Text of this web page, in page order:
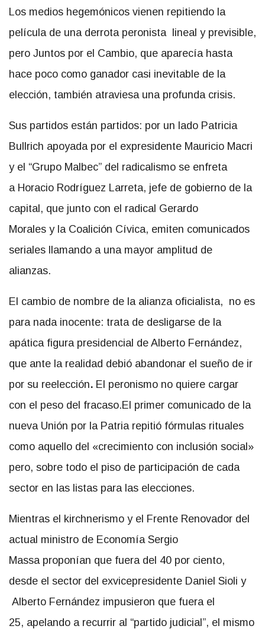
Los medios hegemónicos vienen repitiendo la
película de una derrota peronista lineal y previsible,
pero Juntos por el Cambio, que aparecía hasta
hace poco como ganador casi inevitable de la
elección, también atraviesa una profunda crisis.
Sus partidos están partidos: por un lado Patricia
Bullrich apoyada por el expresidente Mauricio Macri
y el “Grupo Malbec” del radicalismo se enfreta
a Horacio Rodríguez Larreta, jefe de gobierno de la
capital, que junto con el radical Gerardo
Morales y la Coalición Cívica, emiten comunicados
seriales llamando a una mayor amplitud de
alianzas.
El cambio de nombre de la alianza oficialista, no es
para nada inocente: trata de desligarse de la
apática figura presidencial de Alberto Fernández,
que ante la realidad debió abandonar el sueño de ir
por su reelección. El peronismo no quiere cargar
con el peso del fracaso.El primer comunicado de la
nueva Unión por la Patria repitió fórmulas rituales
como aquello del «crecimiento con inclusión social»
pero, sobre todo el piso de participación de cada
sector en las listas para las elecciones.
Mientras el kirchnerismo y el Frente Renovador del
actual ministro de Economía Sergio
Massa proponían que fuera del 40 por ciento,
desde el sector del exvicepresidente Daniel Sioli y
Alberto Fernández impusieron que fuera el
25, apelando a recurrir al “partido judicial”, el mismo